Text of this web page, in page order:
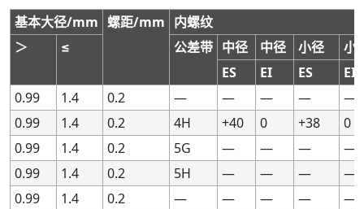
基本大径/mm 螺距/mm 内螺纹
＞
≤ 公差带 中径 中径 小径
小
ES
EI ES
EI
0.99
1.4 0.2 — — — —
—
0.99
1.4 0.2 4H +40 0 +38
0
0.99
1.4 0.2 5G — — —
—
0.99
1.4 0.2 5H — — —
—
0.99
1.4 0.2 — — — —
—
基本大径/mm 螺距/mm 内螺纹
＞
≤ 公差带 中径 中径 小径
小
ES
EI ES
EI
0.99
1.4 0.2 — — — —
—
0.99
1.4 0.2 4H +40 0 +38
0
0.99
1.4 0.2 5G — — —
—
0.99
1.4 0.2 5H — — —
—
0.99
1.4 0.2 — — — —
—